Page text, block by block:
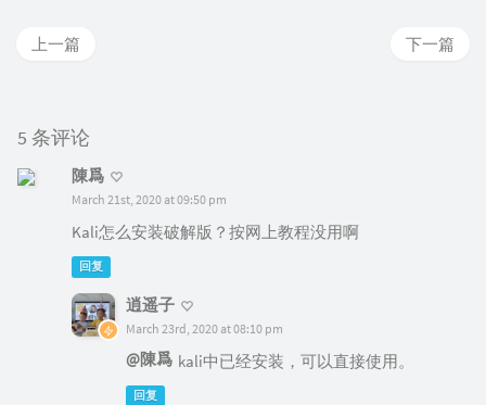
下一篇
上一篇
5 条评论
陳爲
March 21st, 2020 at 09:50 pm
Kali怎么安装破解版？按网上教程没用啊
回复
逍遥子
March 23rd, 2020 at 08:10 pm
@陳爲 kali中已经安装，可以直接使用。
回复